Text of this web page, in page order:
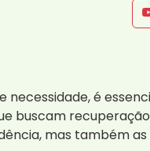
necessidade, é
buscam
mas também